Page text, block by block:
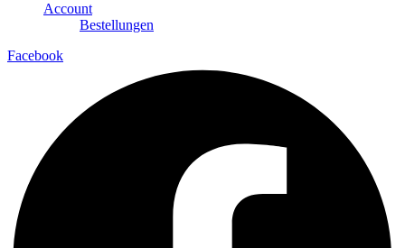
Account
Bestellungen
Facebook